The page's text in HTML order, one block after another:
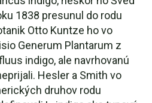
1838 presunul do rodu
Otto Kuntze ho vo
Generum Plantarum z
indigo, ale navrhovanú
Hesler a Smith vo
druhov rodu